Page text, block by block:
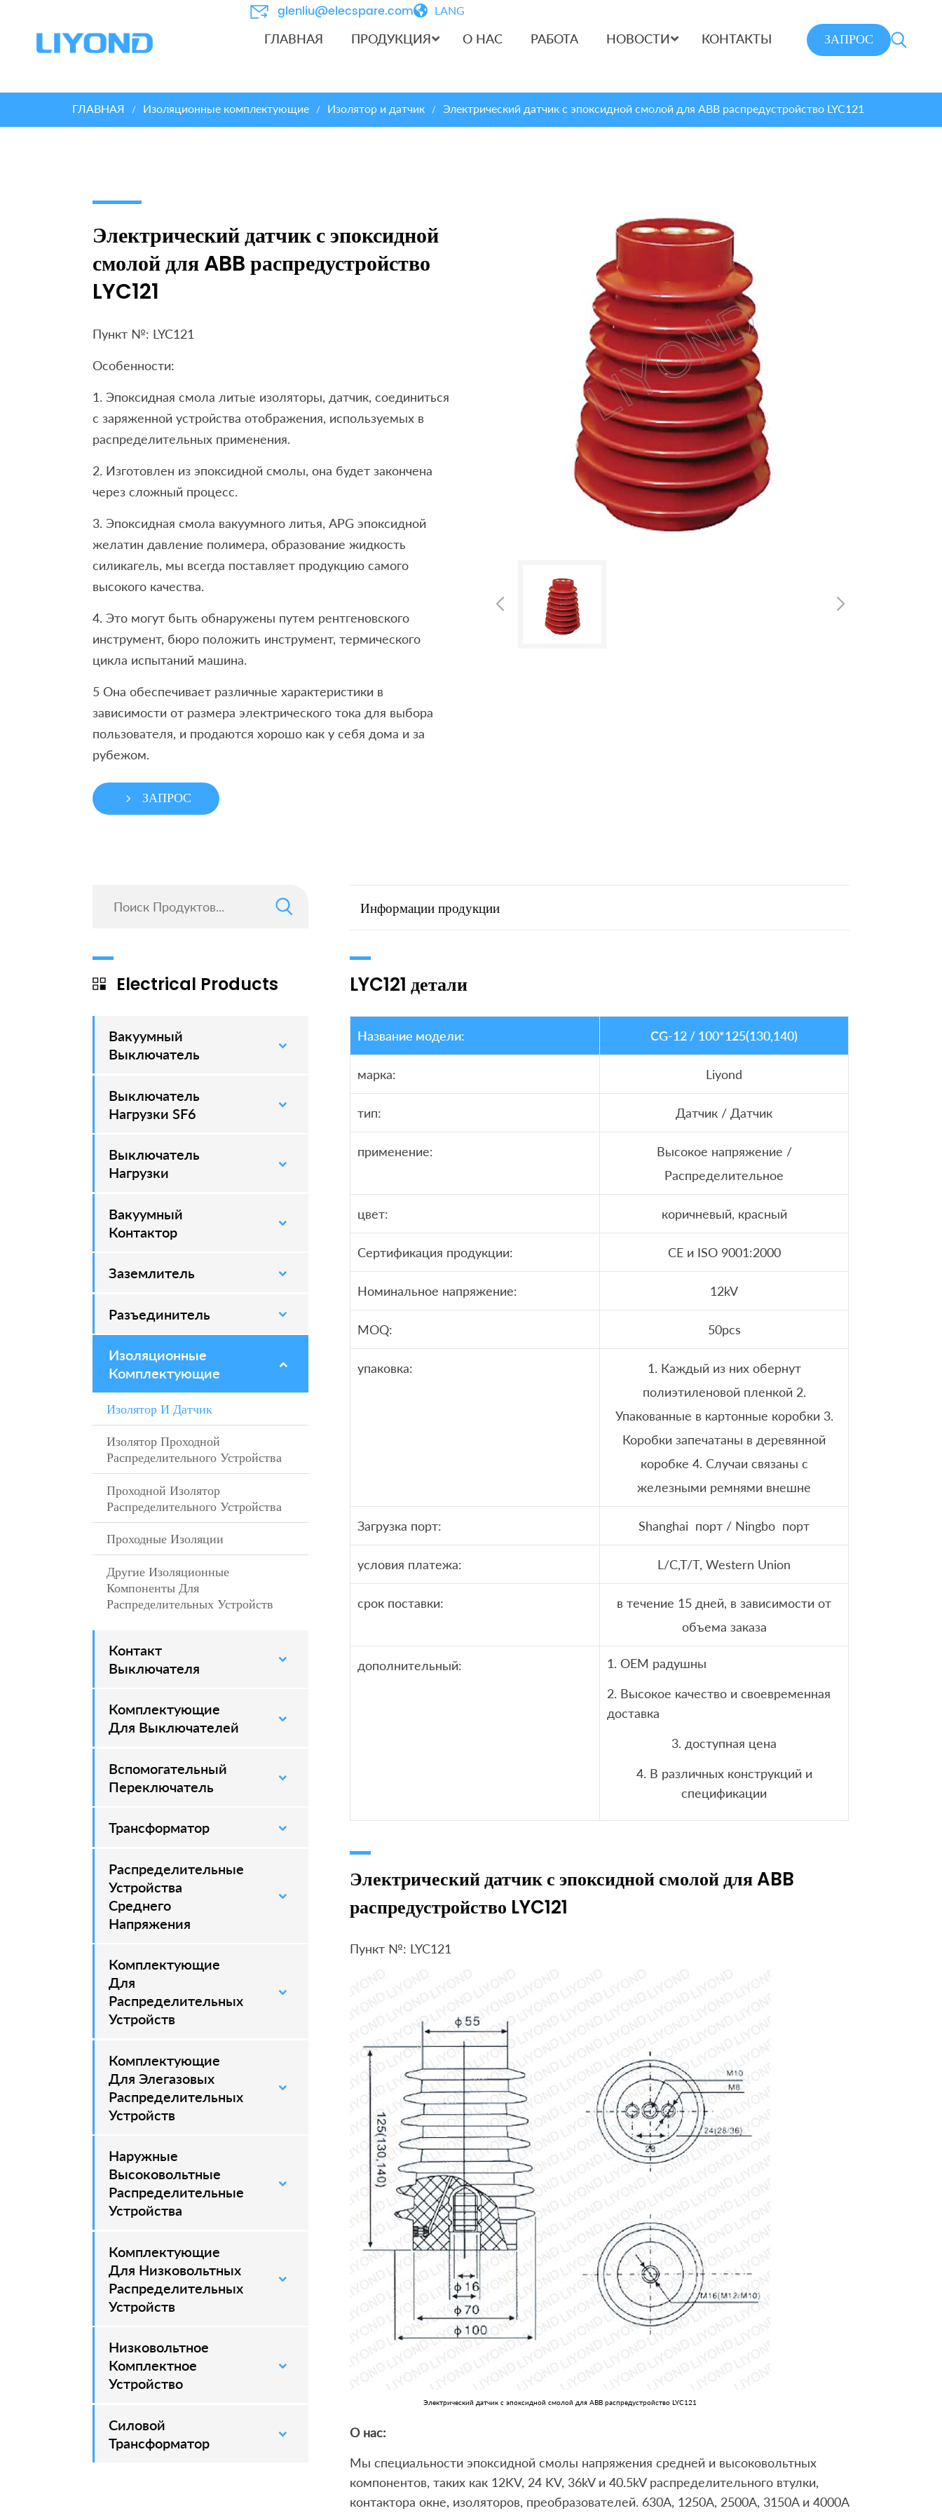
glenliu@elecspare.com LANG
ГЛАВНАЯ ПРОДУКЦИЯ О НАС РАБОТА НОВОСТИ КОНТАКТЫ ЗАПРОС
ГЛАВНАЯ / Изоляционные комплектующие / Изолятор и датчик / Электрический датчик с эпоксидной смолой для ABB распредустройство LYC121
Электрический датчик с эпоксидной
смолой для ABB распредустройство
LYC121
Пункт №: LYC121
Особенности:
1. Эпоксидная смола литые изоляторы, датчик, соединиться
с заряженной устройства отображения, используемых в
распределительных применения.
2. Изготовлен из эпоксидной смолы, она будет закончена
через сложный процесс.
3. Эпоксидная смола вакуумного литья, APG эпоксидной
желатин давление полимера, образование жидкость
силикагель, мы всегда поставляет продукцию самого
высокого качества.
4. Это могут быть обнаружены путем рентгеновского
инструмент, бюро положить инструмент, термического
цикла испытаний машина.
5 Она обеспечивает различные характеристики в
зависимости от размера электрического тока для выбора
пользователя, и продаются хорошо как у себя дома и за
рубежом.
ЗАПРОС
Electrical Products
Вакуумный
Выключатель
–
Выключатель
Нагрузки SF6
–
Выключатель
Нагрузки
–
Вакуумный
Контактор
–
Заземлитель
–
Разъединитель
–
Изоляционные
Комплектующие
–
Изолятор И Датчик
–
Изолятор Проходной
Распределительного Устройства
–
Проходной Изолятор
Распределительного Устройства
–
Проходные Изоляции
–
Другие Изоляционные
Компоненты Для
Распределительных Устройств
–
Контакт
Выключателя
–
Комплектующие
Для Выключателей
–
Вспомогательный
Переключатель
–
Трансформатор
Распределительные
Устройства
Среднего
Напряжения
–
Комплектующие
Для
Распределительных
Устройств
–
Комплектующие
Для Элегазовых
Распределительных
Устройств
–
Наружные
Высоковольтные
Распределительные
Устройства
–
Комплектующие
Для Низковольтных
Распределительных
Устройств
Низковольтное
Комплектное
Устройство
Силовой
Трансформатор
–
Информации продукции
LYC121 детали
Название модели: CG-12 / 100*125(130,140)
марка: Liyond
тип: Датчик / Датчик
применение:
Высокое напряжение /
Распределительное
цвет: коричневый, красный
Сертификация продукции: CE и ISO 9001:2000
Номинальное напряжение: 12kV
MOQ: 50pcs
упаковка:
1. Каждый из них обернут
полиэтиленовой пленкой 2.
Упакованные в картонные коробки 3.
Коробки запечатаны в деревянной
коробке 4. Случаи связаны с
железными ремнями внешне
Загрузка порт: Shanghai порт / Ningbo порт
условия платежа: L/C,T/T, Western Union
срок поставки:
в течение 15 дней, в зависимости от
объема заказа
дополнительный:
1. OEM радушны
2. Высокое качество и своевременная
доставка
3. доступная цена
4. В различных конструкций и
спецификации
Электрический датчик с эпоксидной смолой для ABB
распредустройство LYC121
Пункт №: LYC121
Электрический датчик с эпоксидной смолой для ABB распредустройство LYC121
О нас:
Мы специальности эпоксидной смолы напряжения средней и высоковольтных
компонентов, таких как 12KV, 24 KV, 36kV и 40.5kV распределительного втулки,
контактора окне, изоляторов, преобразователей. 630A, 1250A, 2500A, 3150A и 4000A